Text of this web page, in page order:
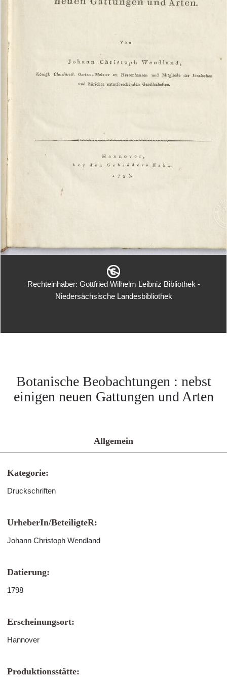
Rechteinhaber: Gottfried Wilhelm Leibniz Bibliothek -
Niedersächsische Landesbibliothek
Botanische Beobachtungen : nebst
einigen neuen Gattungen und Arten
Allgemein
Kategorie:
Druckschriften
UrheberIn/BeteiligteR:
Johann Christoph Wendland
Datierung:
1798
Erscheinungsort:
Hannover
Produktionsstätte: